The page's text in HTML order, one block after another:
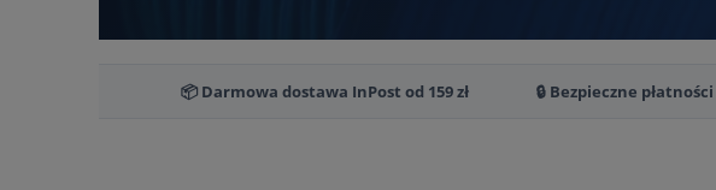
📦 Darmowa dostawa InPost od 159 zł 🔒 Bezpieczne płatności